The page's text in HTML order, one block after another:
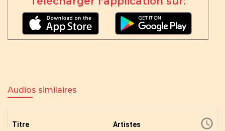
Audios similaires
Titre Artistes